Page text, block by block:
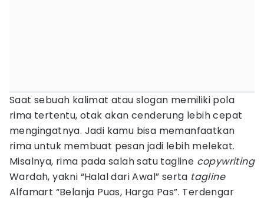
Saat sebuah kalimat atau slogan memiliki pola
rima tertentu, otak akan cenderung lebih cepat
mengingatnya. Jadi kamu bisa memanfaatkan
rima untuk membuat pesan jadi lebih melekat.
Misalnya, rima pada salah satu tagline copywriting
Wardah, yakni “Halal dari Awal” serta tagline
Alfamart “Belanja Puas, Harga Pas”. Terdengar